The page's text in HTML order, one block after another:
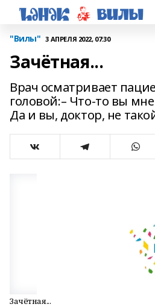
"Вилы" 3 АПРЕЛЯ 2022, 07:30
Зачётная...
Врач осматривает
головой:– Что-то вы
Да и вы, доктор, не
Зачётная...